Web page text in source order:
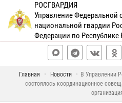
РОСГВАРДИЯ
Управление Федеральной
национальной гвардии
Федерации по Республике
Главная Новости
В Управлении
состоялось координационное